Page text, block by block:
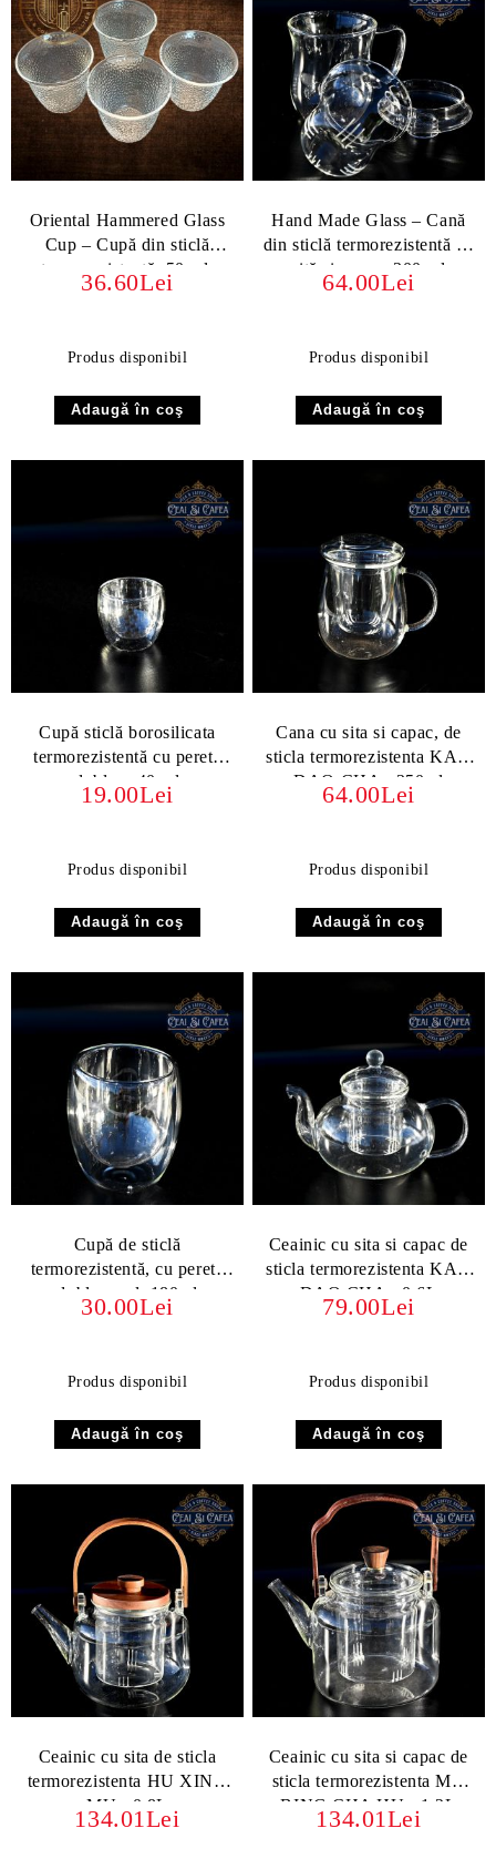
Oriental Hammered Glass
Cup – Cupă din sticlă
termorezistentă, 50 ml,
elegantă și rafinată
36.60Lei
Produs disponibil
Hand Made Glass – Cană
din sticlă termorezistentă cu
sită și capac, 300 ml
DOCASTST13
64.00Lei
Produs disponibil
Cupă sticlă borosilicata
termorezistentă cu perete
dublu – 40 ml
19.00Lei
Produs disponibil
Cana cu sita si capac, de
sticla termorezistenta KAN
DAO CHA - 350ml
64.00Lei
Produs disponibil
Cupă de sticlă
termorezistentă, cu perete
dublu - vol. 180ml
30.00Lei
Produs disponibil
Ceainic cu sita si capac de
sticla termorezistenta KAN
DAO CHA - 0.6L
79.00Lei
Produs disponibil
Ceainic cu sita de sticla
termorezistenta HU XING
MU - 0,8L
134.01Lei
Ceainic cu sita si capac de
sticla termorezistenta MU
BING CHA HU - 1.2L
134.01Lei